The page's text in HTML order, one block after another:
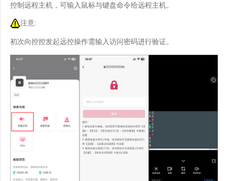
控制远程主机，可输入鼠标与键盘命令给远程主机。
注意:
初次向控控发起远控操作需输入访问密码进行验证。